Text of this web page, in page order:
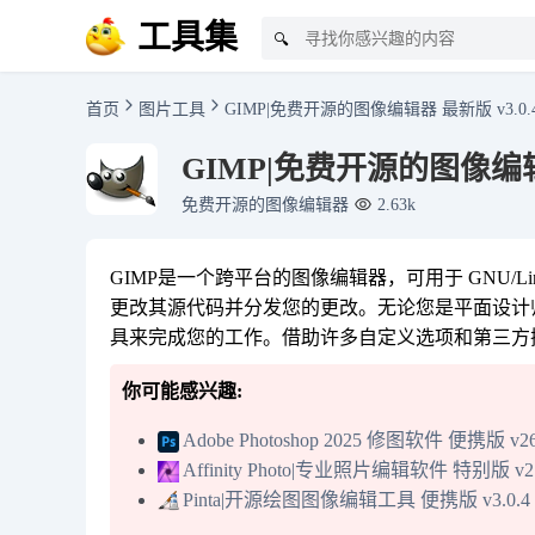
工具集 🔍
首页 图片工具 GIMP|免费开源的图像编辑器 最新版
GIMP|免费开源的图像编
免费开源的图像编辑器 2.63k
GIMP是一个跨平台的图像编辑器，可用于 GNU/
更改其源代码并分发您的更改。无论您是平面设
具来完成您的工作。借助许多自定义选项和第三
你可能感兴趣:
Adobe Photoshop 2025 修图软件 便携版
Affinity Photo|专业照片编辑软件 特别版
Pinta|开源绘图图像编辑工具 便携版 v3.0.4